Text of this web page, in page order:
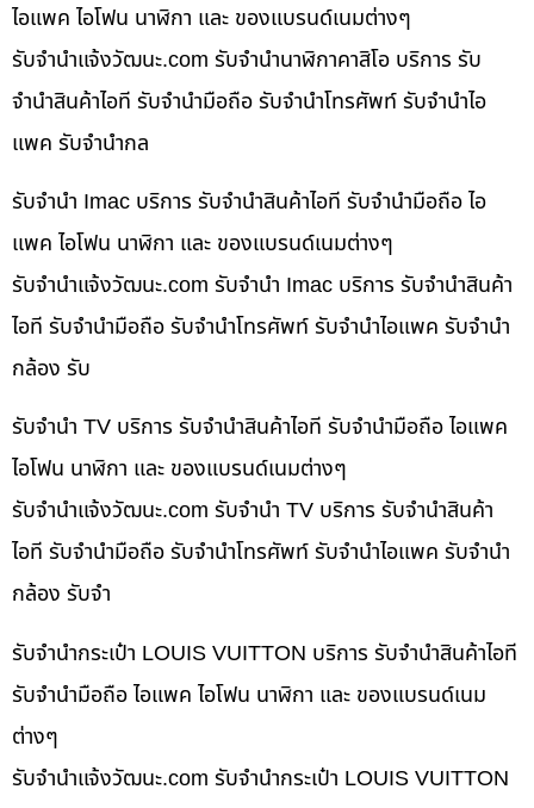
ไอแพค ไอโฟน นาฬิกา และ ของแบรนด์เนมต่างๆ
รับจํานําแจ้งวัฒนะ.com รับจำนำนาฬิกาคาสิโอ บริการ รับ
จำนำสินค้าไอที รับจำนำมือถือ รับจำนำโทรศัพท์ รับจำนำไอ
แพค รับจำนำกล
รับจำนำ Imac บริการ รับจำนำสินค้าไอที รับจำนำมือถือ ไอ
แพค ไอโฟน นาฬิกา และ ของแบรนด์เนมต่างๆ
รับจํานําแจ้งวัฒนะ.com รับจำนำ Imac บริการ รับจำนำสินค้า
ไอที รับจำนำมือถือ รับจำนำโทรศัพท์ รับจำนำไอแพค รับจำนำ
กล้อง รับ
รับจำนำ TV บริการ รับจำนำสินค้าไอที รับจำนำมือถือ ไอแพค
ไอโฟน นาฬิกา และ ของแบรนด์เนมต่างๆ
รับจํานําแจ้งวัฒนะ.com รับจำนำ TV บริการ รับจำนำสินค้า
ไอที รับจำนำมือถือ รับจำนำโทรศัพท์ รับจำนำไอแพค รับจำนำ
กล้อง รับจำ
รับจำนำกระเป๋า LOUIS VUITTON บริการ รับจำนำสินค้าไอที
รับจำนำมือถือ ไอแพค ไอโฟน นาฬิกา และ ของแบรนด์เนม
ต่างๆ
รับจํานําแจ้งวัฒนะ.com รับจำนำกระเป๋า LOUIS VUITTON